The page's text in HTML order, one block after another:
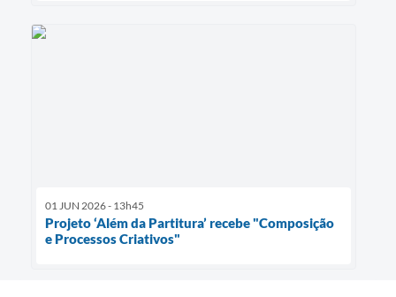
01 JUN 2026 - 13h45
Projeto ‘Além da Partitura’ recebe "Composição
e Processos Criativos"